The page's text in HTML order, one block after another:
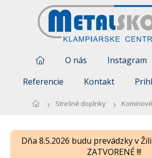
O nás Instagram
Referencie
Kontakt
Strešné doplnky
Dňa 8.5.2026 budu prevádzky v
ZATVORENÉ !!!